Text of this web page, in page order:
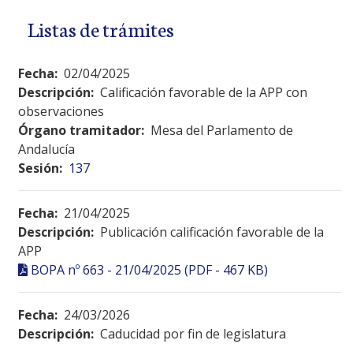
Listas de trámites
Fecha: 02/04/2025
Descripción: Calificación favorable de la APP con
observaciones
Órgano tramitador: Mesa del Parlamento de
Andalucía
Sesión: 137
Fecha: 21/04/2025
Descripción: Publicación calificación favorable de la
APP
BOPA nº 663 - 21/04/2025 (PDF - 467 KB)
Fecha: 24/03/2026
Descripción: Caducidad por fin de legislatura